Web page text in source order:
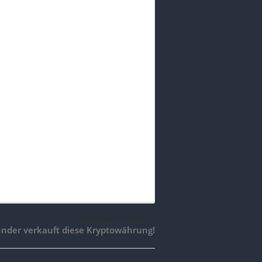
verkauft diese Kryptowährung!